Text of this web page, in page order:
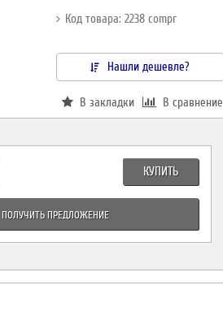
Код товара: 2238 compr
Нашли дешевле?
В закладки В сравнение
КУПИТЬ
ПОЛУЧИТЬ ПРЕДЛОЖЕНИЕ